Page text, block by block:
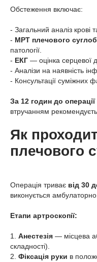
Обстеження включає:
- Загальний аналіз крові
- МРТ плечового
патології.
- ЕКГ — оцінка серцевої
- Аналізи на наявність
- Консультації суміжних
За 12 годин до операції
втручанням
Як
плечового
Операція триває від 30
виконується амбулаторно.
Етапи артроскопії:
1. Анестезія — місцева
складності).
2. Фіксація руки в